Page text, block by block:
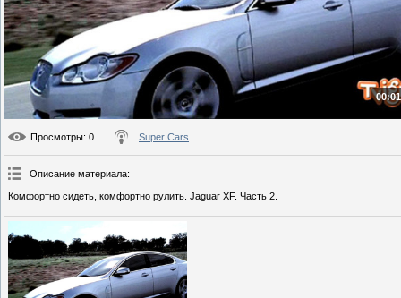
Просмотры: 0 Super Cars
Описание материала:
Комфортно сидеть, комфортно рулить. Jaguar XF. Часть 2.